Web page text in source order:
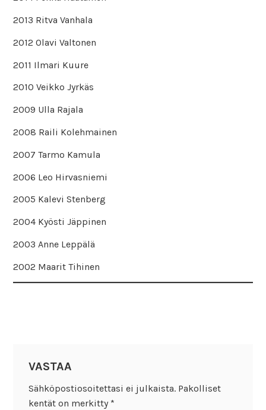
2013 Ritva Vanhala
2012 Olavi Valtonen
2011 Ilmari Kuure
2010 Veikko Jyrkäs
2009 Ulla Rajala
2008 Raili Kolehmainen
2007 Tarmo Kamula
2006 Leo Hirvasniemi
2005 Kalevi Stenberg
2004 Kyösti Jäppinen
2003 Anne Leppälä
2002 Maarit Tihinen
VASTAA
Sähköpostiosoitettasi ei julkaista. Pakolliset
kentät on merkitty *